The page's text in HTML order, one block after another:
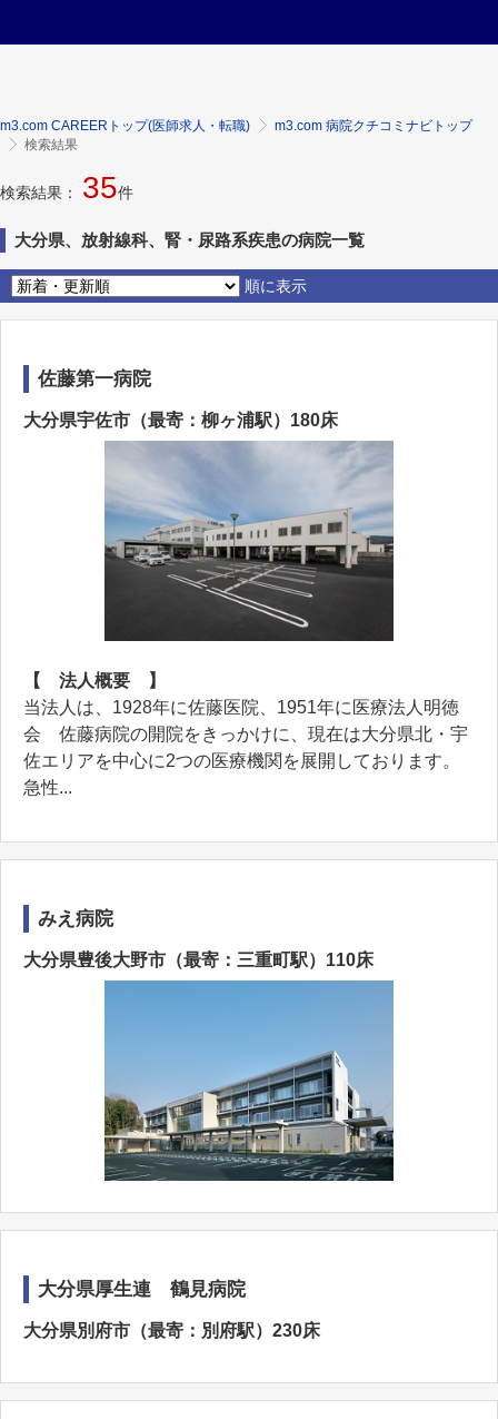
m3.com CAREERトップ(医師求人・転職)
m3.com 病院クチコミナビトップ
検索結果
検索結果： 35件
大分県、放射線科、腎・尿路系疾患の病院一覧
順に表示
佐藤第一病院
大分県宇佐市（最寄：柳ヶ浦駅）180床
【 法人概要 】
当法人は、1928年に佐藤医院、1951年に医療法人明徳
会 佐藤病院の開院をきっかけに、現在は大分県北・宇
佐エリアを中心に2つの医療機関を展開しております。
急性...
みえ病院
大分県豊後大野市（最寄：三重町駅）110床
大分県厚生連 鶴見病院
大分県別府市（最寄：別府駅）230床